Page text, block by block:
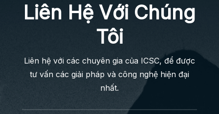
Liên Hệ Với Chúng
Tôi
Liên hệ với các chuyên gia của ICSC, để được
tư vấn các giải pháp và công nghệ hiện đại
nhất.